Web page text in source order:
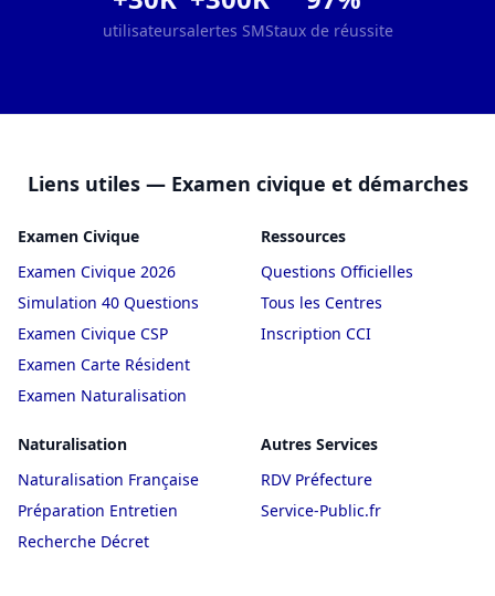
utilisateursalertes SMStaux de réussite
Liens utiles — Examen civique et démarches
Examen Civique
Examen Civique 2026
Simulation 40 Questions
Examen Civique CSP
Examen Carte Résident
Examen Naturalisation
Ressources
Questions Officielles
Tous les Centres
Inscription CCI
Naturalisation
Naturalisation Française
Préparation Entretien
Recherche Décret
Autres Services
RDV Préfecture
Service-Public.fr